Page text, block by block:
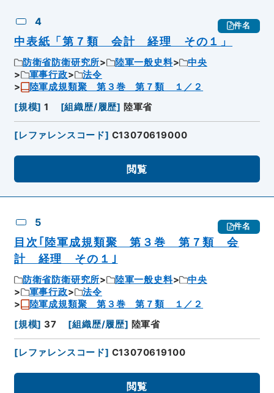
4 件名
中表紙「第７類 会計 経理 その１」
防衛省防衛研究所 陸軍一般史料
中央
軍事行政
法令
陸軍成規類聚 第３巻 第７類 １／２
[規模] 1 [組織歴/履歴] 陸軍省
[レファレンスコード] C13070619000
閲覧
5 件名
目次｢陸軍成規類聚 第３巻 第７類 会
計 経理 その１｣
防衛省防衛研究所 陸軍一般史料
中央
軍事行政
法令
陸軍成規類聚 第３巻 第７類 １／２
[規模] 37 [組織歴/履歴] 陸軍省
[レファレンスコード] C13070619100
閲覧